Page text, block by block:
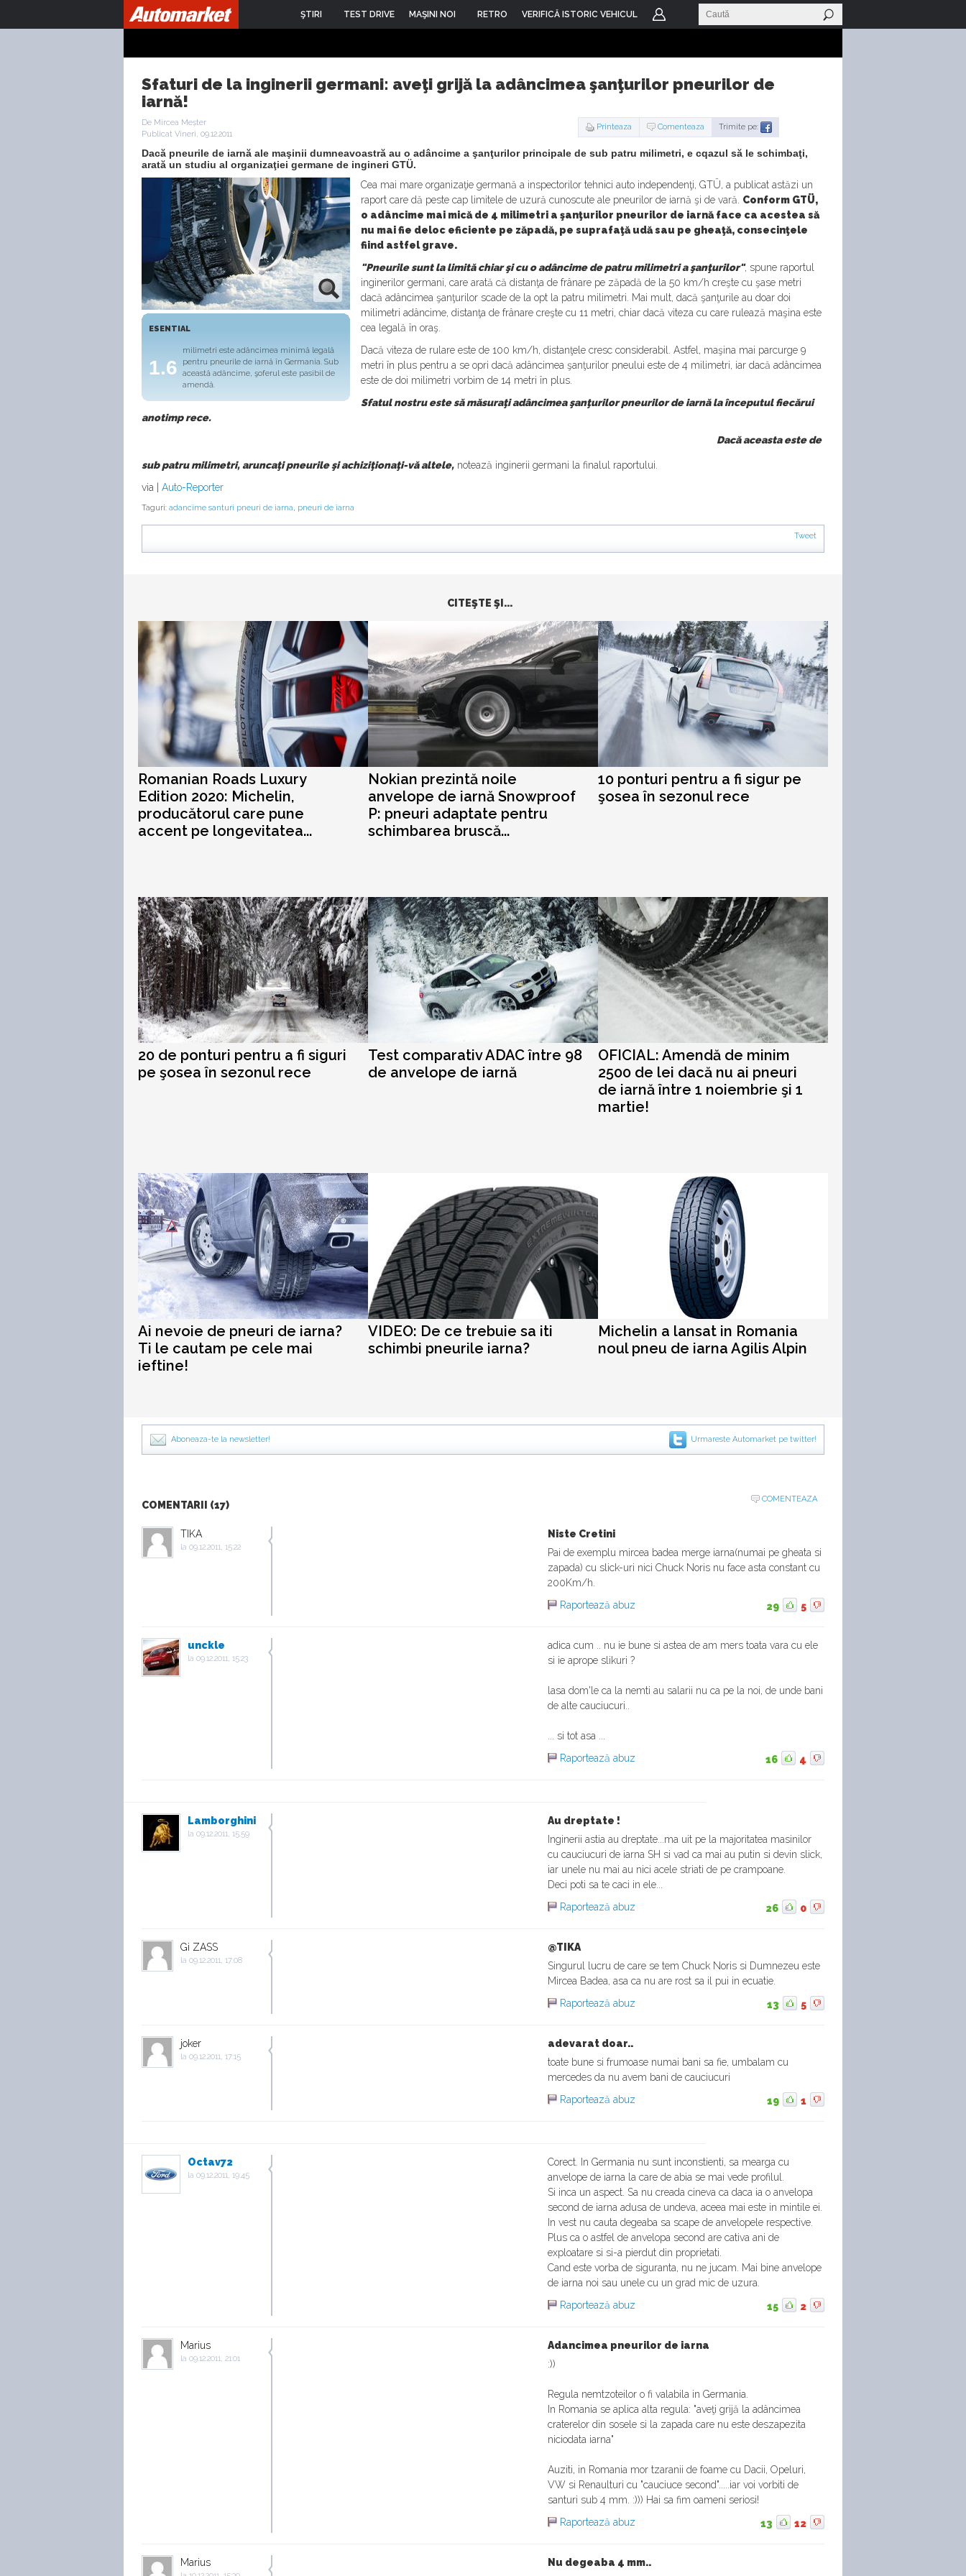
ŞTIRI TEST DRIVE MAŞINI NOI RETRO VERIFICĂ ISTORIC VEHICUL
Sfaturi de la inginerii germani: aveţi grijă la adâncimea şanţurilor pneurilor de
iarnă!
De Mircea Meșter
Publicat Vineri, 09.12.2011
Printeaza Comenteaza Trimite pe:
Dacă pneurile de iarnă ale maşinii dumneavoastră au o adâncime a şanţurilor principale de sub patru milimetri, e cqazul să le schimbaţi,
arată un studiu al organizaţiei germane de ingineri GTÜ.
ESENTIAL
1.6
milimetri este adâncimea minimă legală
pentru pneurile de iarnă în Germania. Sub
această adâncime, şoferul este pasibil de
amendă.
Cea mai mare organizaţie germană a inspectorilor tehnici auto independenţi, GTÜ, a publicat astăzi un
raport care dă peste cap limitele de uzură cunoscute ale pneurilor de iarnă şi de vară. Conform GTÜ,
o adâncime mai mică de 4 milimetri a şanţurilor pneurilor de iarnă face ca acestea să
nu mai fie deloc eficiente pe zăpadă, pe suprafaţă udă sau pe gheaţă, consecinţele
fiind astfel grave.
"Pneurile sunt la limită chiar şi cu o adâncime de patru milimetri a şanţurilor", spune raportul
inginerilor germani, care arată că distanţa de frânare pe zăpadă de la 50 km/h creşte cu şase metri
dacă adâncimea şanţurilor scade de la opt la patru milimetri. Mai mult, dacă şanţurile au doar doi
milimetri adâncime, distanţa de frânare creşte cu 11 metri, chiar dacă viteza cu care rulează maşina este
cea legală în oraş.
Dacă viteza de rulare este de 100 km/h, distanţele cresc considerabil. Astfel, maşina mai parcurge 9
metri în plus pentru a se opri dacă adâncimea şanţurilor pneului este de 4 milimetri, iar dacă adâncimea
este de doi milimetri vorbim de 14 metri în plus.
Sfatul nostru este să măsuraţi adâncimea şanţurilor pneurilor de iarnă la începutul fiecărui
anotimp rece.
Dacă aceasta este de
sub patru milimetri, aruncaţi pneurile şi achiziţionaţi-vă altele, notează inginerii germani la finalul raportului.
via | Auto-Reporter
Taguri: adancime santuri pneuri de iarna, pneuri de iarna
Tweet
CITEŞTE ŞI...
Romanian Roads Luxury
Edition 2020: Michelin,
producătorul care pune
accent pe longevitatea...
Nokian prezintă noile
anvelope de iarnă Snowproof
P: pneuri adaptate pentru
schimbarea bruscă...
10 ponturi pentru a fi sigur pe
şosea în sezonul rece
20 de ponturi pentru a fi siguri
pe şosea în sezonul rece
Test comparativ ADAC între 98
de anvelope de iarnă
OFICIAL: Amendă de minim
2500 de lei dacă nu ai pneuri
de iarnă între 1 noiembrie şi 1
martie!
Ai nevoie de pneuri de iarna?
Ti le cautam pe cele mai
ieftine!
VIDEO: De ce trebuie sa iti
schimbi pneurile iarna?
Michelin a lansat in Romania
noul pneu de iarna Agilis Alpin
Aboneaza-te la newsletter! Urmareste Automarket pe twitter!
COMENTARII (17)
COMENTEAZA
TIKA
la 09.12.2011, 15:22
Niste Cretini
Pai de exemplu mircea badea merge iarna(numai pe gheata si
zapada) cu slick-uri nici Chuck Noris nu face asta constant cu
200Km/h.
Raportează abuz
29 5
unckle
la 09.12.2011, 15:23
adica cum .. nu ie bune si astea de am mers toata vara cu ele
si ie aprope slikuri ?
lasa dom'le ca la nemti au salarii nu ca pe la noi, de unde bani
de alte cauciucuri..
... si tot asa ...
Raportează abuz
16 4
Lamborghini
la 09.12.2011, 15:59
Au dreptate !
Inginerii astia au dreptate...ma uit pe la majoritatea masinilor
cu cauciucuri de iarna SH si vad ca mai au putin si devin slick,
iar unele nu mai au nici acele striati de pe crampoane.
Deci poti sa te caci in ele...
Raportează abuz
26 0
Gi ZASS
la 09.12.2011, 17:08
@TIKA
Singurul lucru de care se tem Chuck Noris si Dumnezeu este
Mircea Badea, asa ca nu are rost sa il pui in ecuatie.
Raportează abuz
13 5
joker
la 09.12.2011, 17:15
adevarat doar..
toate bune si frumoase numai bani sa fie, umbalam cu
mercedes da nu avem bani de cauciucuri
Raportează abuz
19 1
Octav72
la 09.12.2011, 19:45
Corect. In Germania nu sunt inconstienti, sa mearga cu
anvelope de iarna la care de abia se mai vede profilul.
Si inca un aspect. Sa nu creada cineva ca daca ia o anvelopa
second de iarna adusa de undeva, aceea mai este in mintile ei.
In vest nu cauta degeaba sa scape de anvelopele respective.
Plus ca o astfel de anvelopa second are cativa ani de
exploatare si si-a pierdut din proprietati.
Cand este vorba de siguranta, nu ne jucam. Mai bine anvelope
de iarna noi sau unele cu un grad mic de uzura.
Raportează abuz
15 2
Marius
la 09.12.2011, 21:01
Adancimea pneurilor de iarna
:))
Regula nemtzoteilor o fi valabila in Germania.
In Romania se aplica alta regula: "aveţi grijă la adâncimea
craterelor din sosele si la zapada care nu este deszapezita
niciodata iarna"
Auziti, in Romania mor tzaranii de foame cu Dacii, Opeluri,
VW si Renaulturi cu "cauciuce second".....iar voi vorbiti de
santuri sub 4 mm. :))) Hai sa fim oameni seriosi!
Raportează abuz
13 12
Marius
Nu degeaba 4 mm..